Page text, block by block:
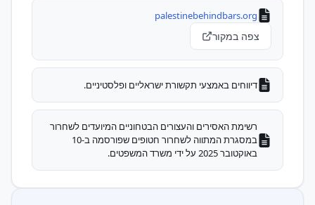
palestinebehindbars.org
צפה במקור
דיווחים באמצעי תקשורת ישראליים ופלסטיניים.
רשימת האסירים והעצורים הבטחוניים המיועדים לשחרור
במסגרת המתווה לשחרור חטופים שפורסמה ב-10
באוקטובר 2025 על ידי משרד המשפטים.